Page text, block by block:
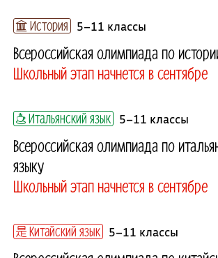
История 5–11 классы
Всероссийская олимпиада по
Школьный этап начнется в сентябре
Итальянский язык 5–11 классы
Всероссийская олимпиада по
языку
Школьный этап начнется в сентябре
Китайский язык 5–11 классы